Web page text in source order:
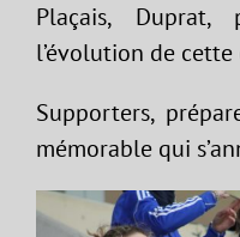
Plaçais,
l’évolution de cette
Supporters,
mémorable qui